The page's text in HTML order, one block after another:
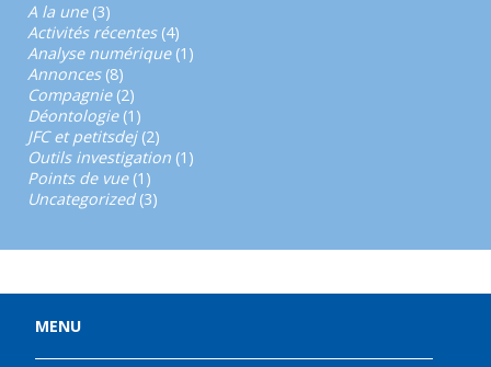
A la une(3)
Activités récentes(4)
Analyse numérique(1)
Annonces(8)
Compagnie(2)
Déontologie(1)
JFC et petitsdej(2)
Outils investigation (1)
Points de vue(1)
Uncategorized(3)
MENU